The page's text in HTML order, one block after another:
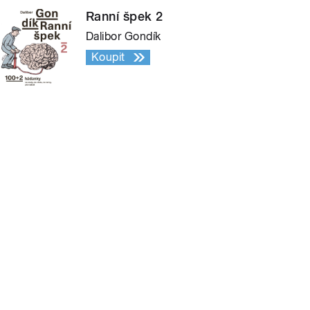
Ranní špek 2
Dalibor Gondík
Koupit